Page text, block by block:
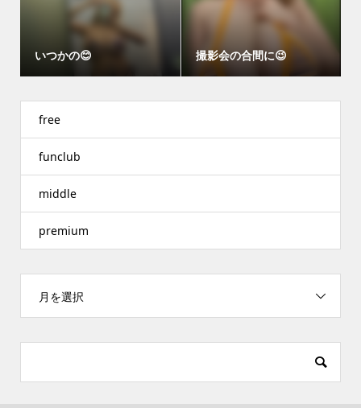
いつかの😊 撮影会の合間に😉
free
funclub
middle
premium
月を選択